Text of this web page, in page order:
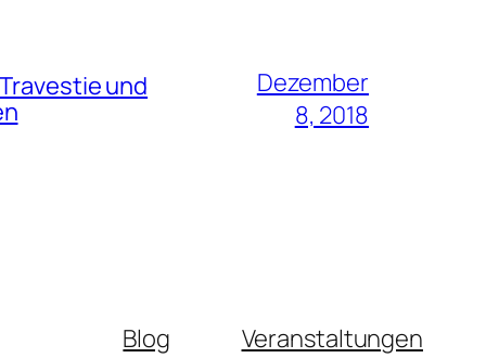
und
Dezember
8, 2018
Blog
Veranstaltungen